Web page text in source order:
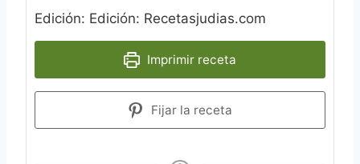
Edición: Edición: Recetasjudias.com
Imprimir receta
Fijar la receta